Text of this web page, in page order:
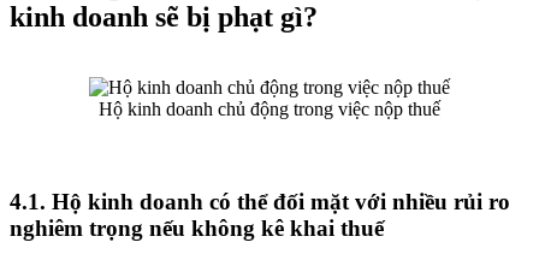
kinh doanh sẽ bị phạt gì?
Hộ kinh doanh chủ động trong việc nộp thuế
4.1. Hộ kinh doanh có thể đối mặt với nhiều rủi ro
nghiêm trọng nếu không kê khai thuế